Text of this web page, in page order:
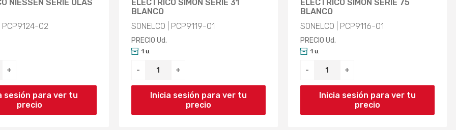
NIESSEN SERIE OLAS
PCP9124-02
+
sesión para ver tu
precio
ELÉCTRICO SIMON SERIE 31
BLANCO
SONELCO | PCP9119-01
PRECIO Ud.
- +
1 u.
Inicia sesión para ver tu
precio
ELÉCTRICO SIMON SERIE 75
BLANCO
SONELCO | PCP9116-01
PRECIO Ud.
- +
1 u.
Inicia sesión para ver tu
precio